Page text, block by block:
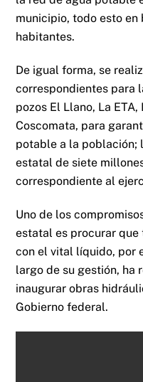
municipio, todo esto
habitantes.
De igual forma, se
correspondientes para
pozos El Llano, La
Coscomata, para
potable a la población;
estatal de siete
correspondiente al
Uno de los
estatal es procurar que
con el vital líquido, por
largo de su gestión, ha
inaugurar obras
Gobierno federal.